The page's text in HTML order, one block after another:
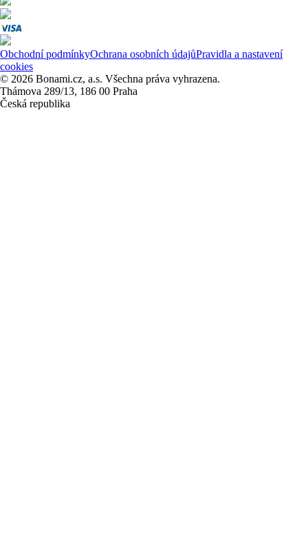
Obchodní podmínkyOchrana osobních údajůPravidla a nastavení
cookies
© 2026 Bonami.cz, a.s. Všechna práva vyhrazena.
Thámova 289/13, 186 00 Praha
Česká republika